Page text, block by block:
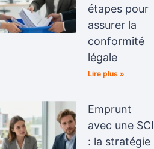
étapes pour
assurer la
conformité
légale
Lire plus »
Emprunt
avec une SCI
: la stratégie